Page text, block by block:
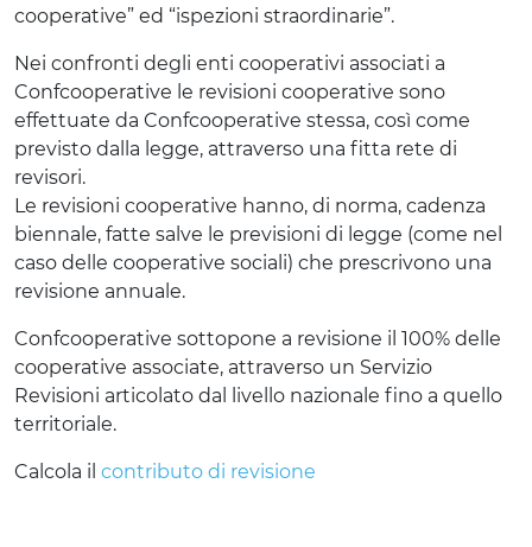
cooperative” ed “ispezioni straordinarie”.
Nei confronti degli enti cooperativi associati a
Confcooperative le revisioni cooperative sono
effettuate da Confcooperative stessa, così come
previsto dalla legge, attraverso una fitta rete di
revisori.
Le revisioni cooperative hanno, di norma, cadenza
biennale, fatte salve le previsioni di legge (come nel
caso delle cooperative sociali) che prescrivono una
revisione annuale.
Confcooperative sottopone a revisione il 100% delle
cooperative associate, attraverso un Servizio
Revisioni articolato dal livello nazionale fino a quello
territoriale.
Calcola il contributo di revisione